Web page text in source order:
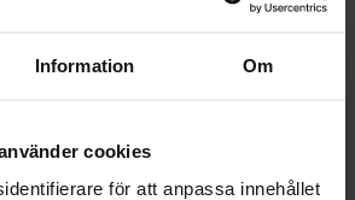
Information Om
cookies
för att anpassa innehållet